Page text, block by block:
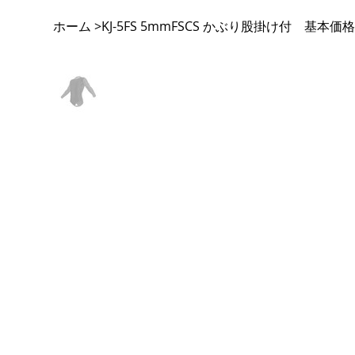
ホーム >KJ-5FS 5mmFSCS かぶり股掛け付 基本価格